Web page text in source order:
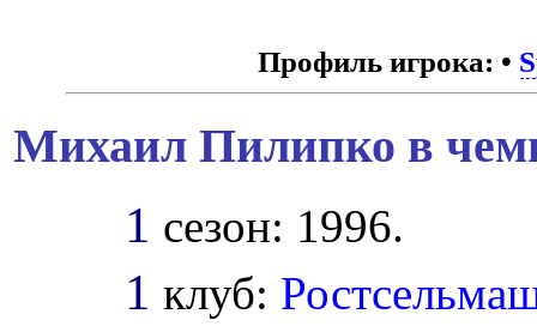
Профиль игрока: •
Михаил Пилипко в
1 сезон: 1996.
1 клуб: